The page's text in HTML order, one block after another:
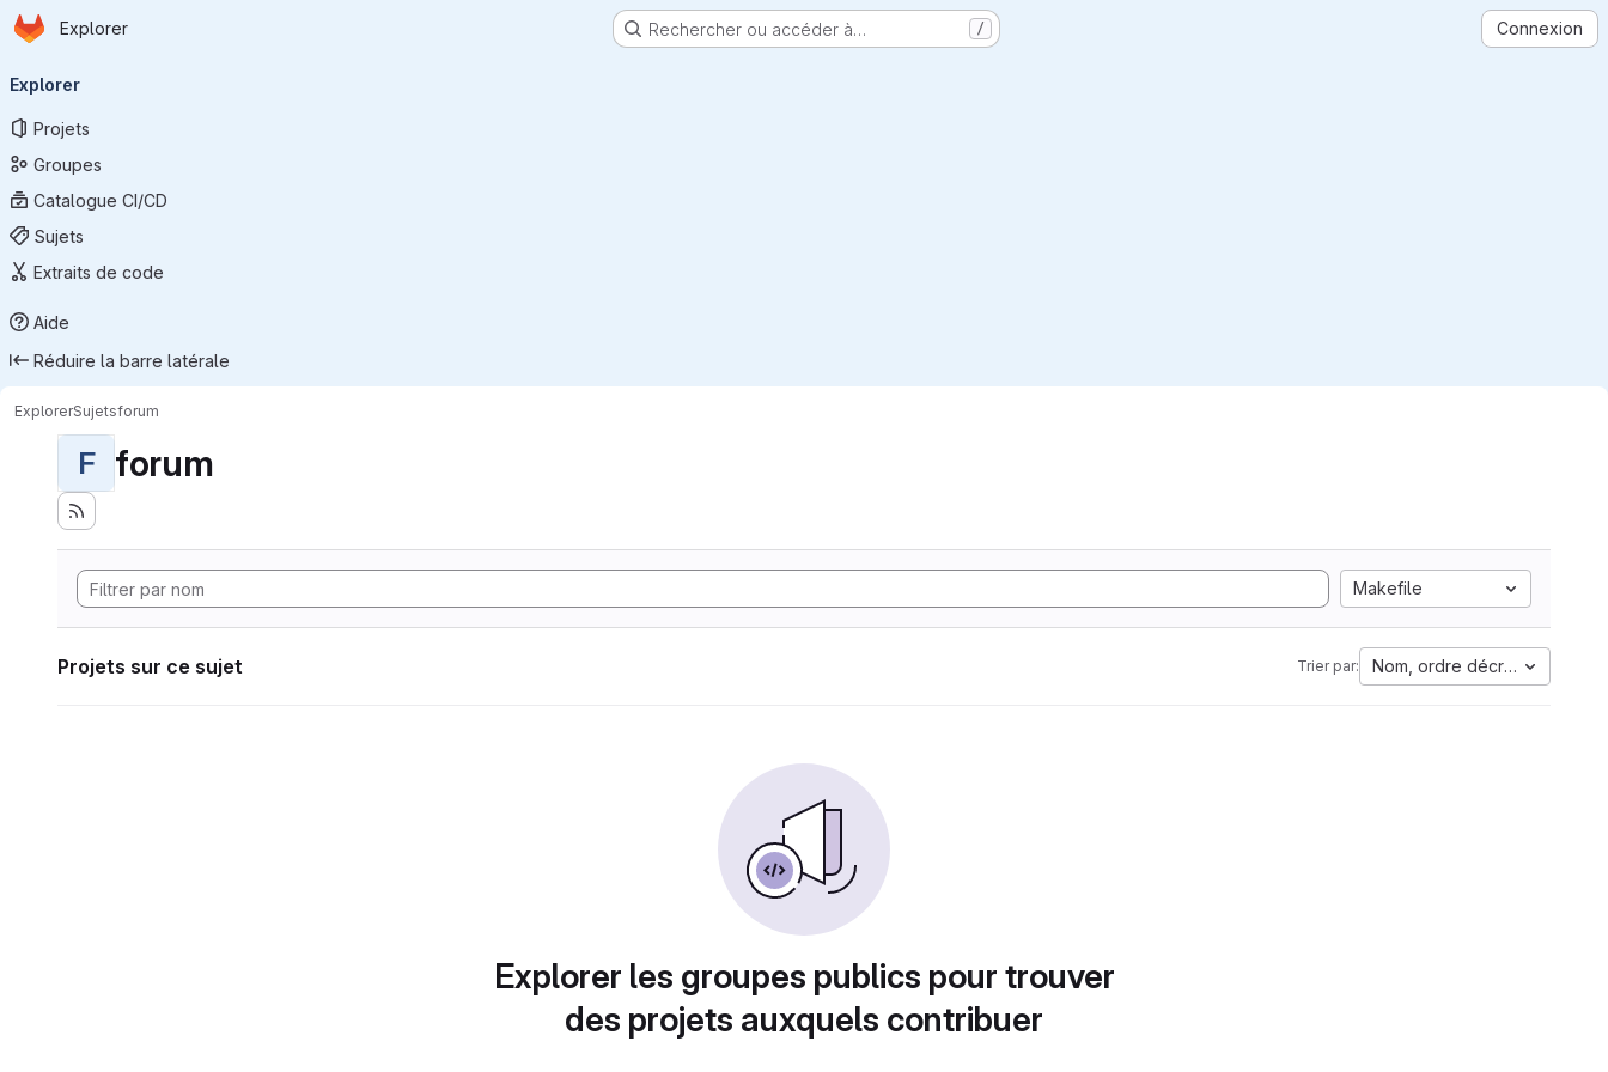
Passer au contenu principal
Page d'accueil
Explorer Rechercher ou accéder à… / Connexion
principale
Explorer
Projets
Groupes
Catalogue CI/CD
Sujets
Extraits de code
Aide
Réduire la barre latérale
ExplorerSujetsforum
F forum
Makefile
Projets sur ce sujet Trier par: Nom, ordre décroissant
Explorer les groupes publics pour trouver
des projets auxquels contribuer